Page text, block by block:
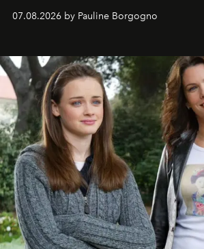
s'arrachent déjà.
07.08.2026 by Pauline Borgogno